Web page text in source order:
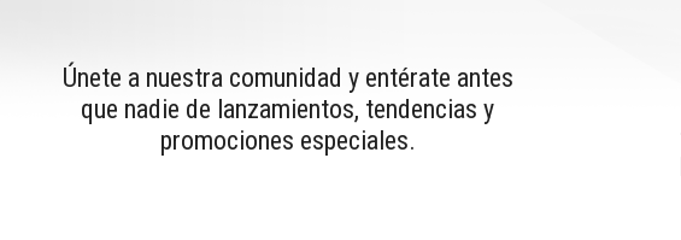
Únete a nuestra comunidad y entérate antes
que nadie de lanzamientos, tendencias y
promociones especiales.